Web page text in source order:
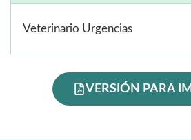
Veterinario Urgencias
VERSIÓN PARA